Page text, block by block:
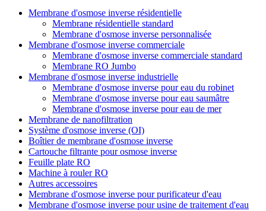
Membrane d'osmose inverse résidentielle
Membrane résidentielle standard
Membrane d'osmose inverse personnalisée
Membrane d'osmose inverse commerciale
Membrane d'osmose inverse commerciale standard
Membrane RO Jumbo
Membrane d'osmose inverse industrielle
Membrane d'osmose inverse pour eau du robinet
Membrane d'osmose inverse pour eau saumâtre
Membrane d'osmose inverse pour eau de mer
Membrane de nanofiltration
Système d'osmose inverse (OI)
Boîtier de membrane d'osmose inverse
Cartouche filtrante pour osmose inverse
Feuille plate RO
Machine à rouler RO
Autres accessoires
Membrane d'osmose inverse pour purificateur d'eau
Membrane d'osmose inverse pour usine de traitement d'eau